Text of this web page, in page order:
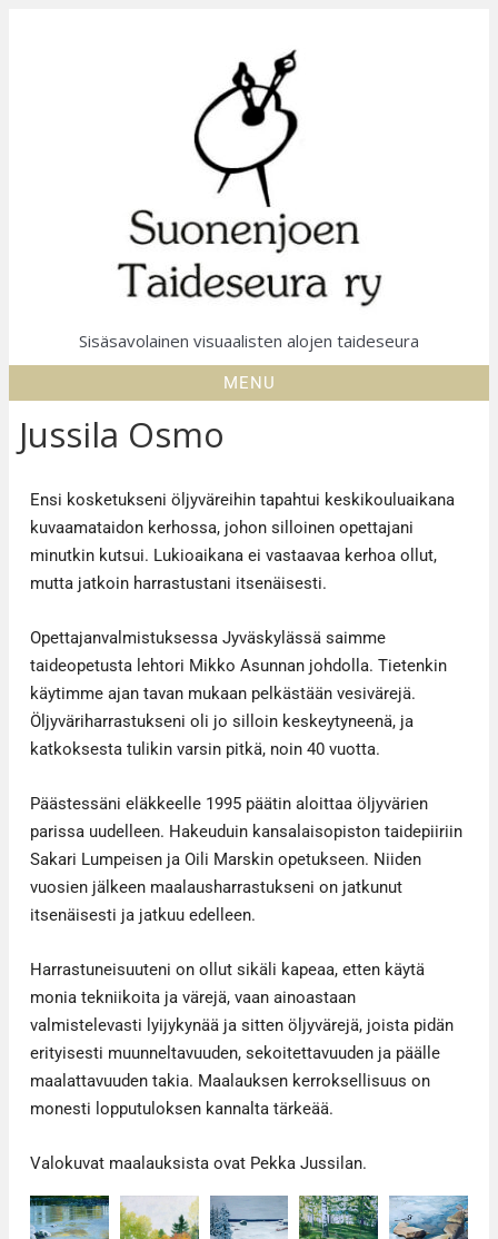
Sisäsavolainen visuaalisten alojen taideseura
MENU
Jussila Osmo
Ensi kosketukseni öljyväreihin tapahtui keskikouluaikana
kuvaamataidon kerhossa, johon silloinen opettajani
minutkin kutsui. Lukioaikana ei vastaavaa kerhoa ollut,
mutta jatkoin harrastustani itsenäisesti.
Opettajanvalmistuksessa Jyväskylässä saimme
taideopetusta lehtori Mikko Asunnan johdolla. Tietenkin
käytimme ajan tavan mukaan pelkästään vesivärejä.
Öljyväriharrastukseni oli jo silloin keskeytyneenä, ja
katkoksesta tulikin varsin pitkä, noin 40 vuotta.
Päästessäni eläkkeelle 1995 päätin aloittaa öljyvärien
parissa uudelleen. Hakeuduin kansalaisopiston taidepiiriin
Sakari Lumpeisen ja Oili Marskin opetukseen. Niiden
vuosien jälkeen maalausharrastukseni on jatkunut
itsenäisesti ja jatkuu edelleen.
Harrastuneisuuteni on ollut sikäli kapeaa, etten käytä
monia tekniikoita ja värejä, vaan ainoastaan
valmistelevasti lyijykynää ja sitten öljyvärejä, joista pidän
erityisesti muunneltavuuden, sekoitettavuuden ja päälle
maalattavuuden takia. Maalauksen kerroksellisuus on
monesti lopputuloksen kannalta tärkeää.
Valokuvat maalauksista ovat Pekka Jussilan.